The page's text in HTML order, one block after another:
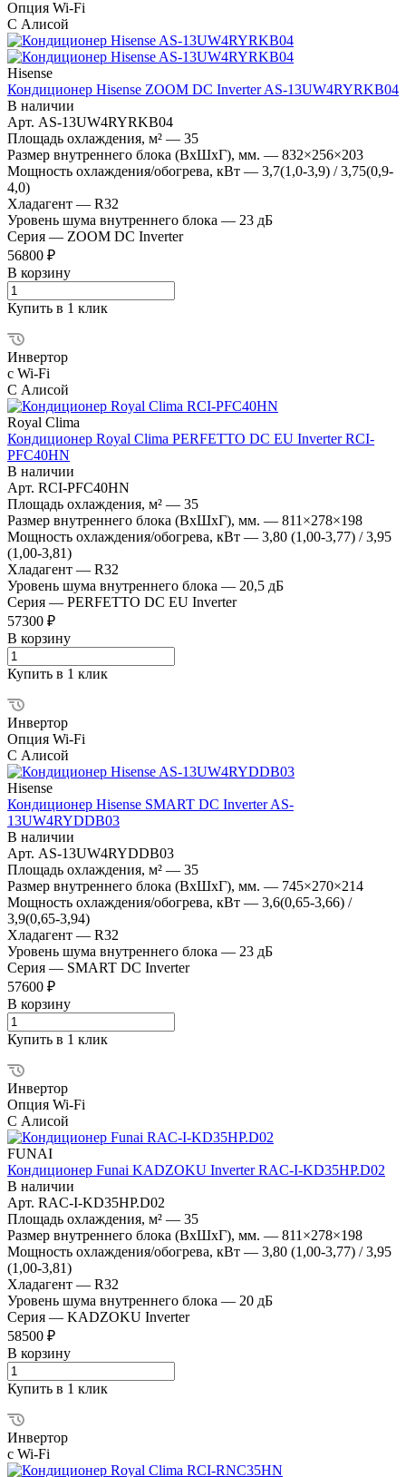
Опция Wi-Fi
С Алисой
Hisense
Кондиционер Hisense ZOOM DC Inverter AS-13UW4RYRKB04
В наличии
Арт. AS-13UW4RYRKB04
Площадь охлаждения, м² — 35
Размер внутреннего блока (ВхШхГ), мм. — 832×256×203
Мощность охлаждения/обогрева, кВт — 3,7(1,0-3,9) / 3,75(0,9-
4,0)
Хладагент — R32
Уровень шума внутреннего блока — 23 дБ
Серия — ZOOM DC Inverter
56800 ₽
В корзину
Купить в 1 клик
Инвертор
с Wi-Fi
С Алисой
Royal Clima
Кондиционер Royal Clima PERFETTO DC EU Inverter RCI-
PFC40HN
В наличии
Арт. RCI-PFC40HN
Площадь охлаждения, м² — 35
Размер внутреннего блока (ВхШхГ), мм. — 811×278×198
Мощность охлаждения/обогрева, кВт — 3,80 (1,00-3,77) / 3,95
(1,00-3,81)
Хладагент — R32
Уровень шума внутреннего блока — 20,5 дБ
Серия — PERFETTO DC EU Inverter
57300 ₽
В корзину
Купить в 1 клик
Инвертор
Опция Wi-Fi
С Алисой
Hisense
Кондиционер Hisense SMART DC Inverter AS-
13UW4RYDDB03
В наличии
Арт. AS-13UW4RYDDB03
Площадь охлаждения, м² — 35
Размер внутреннего блока (ВхШхГ), мм. — 745×270×214
Мощность охлаждения/обогрева, кВт — 3,6(0,65-3,66) /
3,9(0,65-3,94)
Хладагент — R32
Уровень шума внутреннего блока — 23 дБ
Серия — SMART DC Inverter
57600 ₽
В корзину
Купить в 1 клик
Инвертор
Опция Wi-Fi
С Алисой
FUNAI
Кондиционер Funai KADZOKU Inverter RAC-I-KD35HP.D02
В наличии
Арт. RAC-I-KD35HP.D02
Площадь охлаждения, м² — 35
Размер внутреннего блока (ВхШхГ), мм. — 811×278×198
Мощность охлаждения/обогрева, кВт — 3,80 (1,00-3,77) / 3,95
(1,00-3,81)
Хладагент — R32
Уровень шума внутреннего блока — 20 дБ
Серия — KADZOKU Inverter
58500 ₽
В корзину
Купить в 1 клик
Инвертор
с Wi-Fi